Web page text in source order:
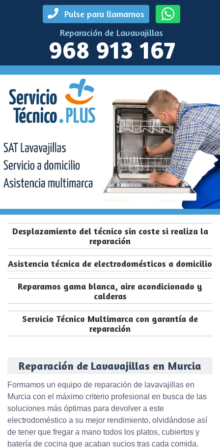
Pulse para llamarnos
Reparación de Lavavajillas
968 913 167
Desplazamiento del técnico sin coste si realiza la
reparación
Asistencia técnica de electrodomésticos a domicilio
Reparamos gama blanca, aire acondicionado y
calderas
Servicio Técnico Multimarca con garantía de
reparación
Reparación de Lavavajillas en Murcia
Formamos un equipo de reparación de lavavajillas en
Murcia con el máximo criterio profesional en busca de las
soluciones más óptimas para devolver a este
electrodoméstico a su mejor rendimiento, olvidándose así
de tener que fregar a mano todos los platos, cubiertos y
batería de cocina que acaban sucios tras cada comida.